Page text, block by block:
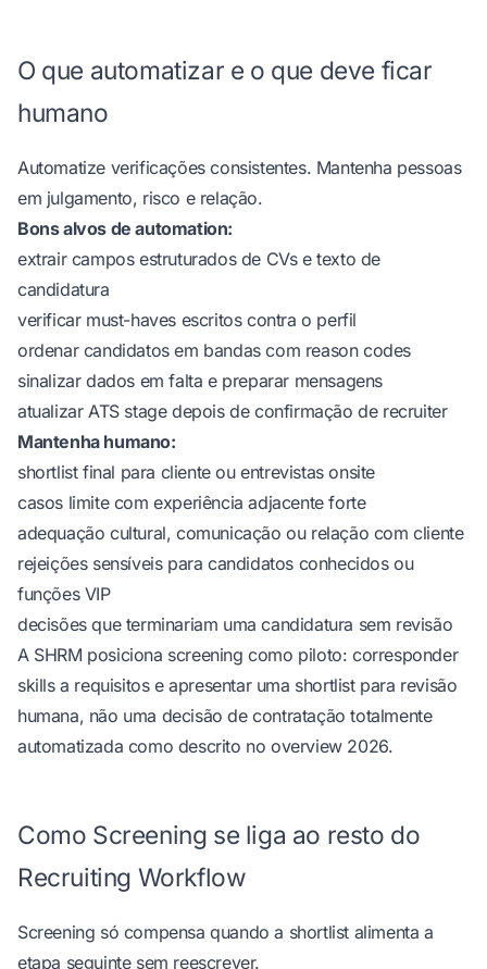
O que automatizar e o que deve ficar
humano
Automatize verificações consistentes. Mantenha pessoas
em julgamento, risco e relação.
Bons alvos de automation:
extrair campos estruturados de CVs e texto de
candidatura
verificar must-haves escritos contra o perfil
ordenar candidatos em bandas com reason codes
sinalizar dados em falta e preparar mensagens
atualizar ATS stage depois de confirmação de recruiter
Mantenha humano:
shortlist final para cliente ou entrevistas onsite
casos limite com experiência adjacente forte
adequação cultural, comunicação ou relação com cliente
rejeições sensíveis para candidatos conhecidos ou
funções VIP
decisões que terminariam uma candidatura sem revisão
A SHRM posiciona screening como piloto: corresponder
skills a requisitos e apresentar uma shortlist para revisão
humana, não uma decisão de contratação totalmente
automatizada como descrito no overview 2026.
Como Screening se liga ao resto do
Recruiting Workflow
Screening só compensa quando a shortlist alimenta a
etapa seguinte sem reescrever.